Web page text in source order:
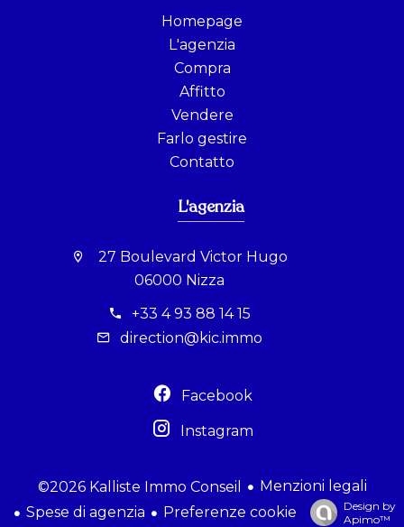
Homepage
L'agenzia
Compra
Affitto
Vendere
Farlo gestire
Contatto
L'agenzia
27 Boulevard Victor Hugo
06000 Nizza
+33 4 93 88 14 15
direction@kic.immo
Facebook
Instagram
©2026 Kalliste Immo Conseil
Menzioni legali
Spese di agenzia
Preferenze cookie
Design by
Apimo™